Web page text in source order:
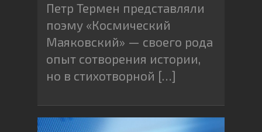
Петр Термен представляли
поэму «Космический
Маяковский» — своего рода
опыт сотворения истории,
но в стихотворной […]